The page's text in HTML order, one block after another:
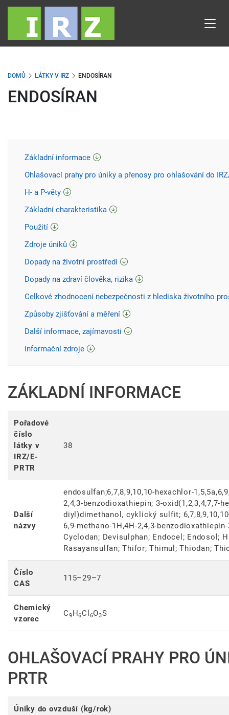
Přejít
obsahu
DOMŮ LÁTKY V IRZ ENDOSÍRAN
ENDOSÍRAN
Základní informace
Ohlašovací prahy pro úniky a přenosy pro ohlašování do
H- a P-věty
Základní charakteristika
Použití
Zdroje úniků
Dopady na životní prostředí
Dopady na zdraví člověka, rizika
Celkové zhodnocení nebezpečnosti z hlediska životního
Způsoby zjišťování a měření
Další informace, zajímavosti
Informační zdroje
ZÁKLADNÍ INFORMACE
Pořadové
číslo
látky v
IRZ/E-
PRTR
38
Další
názvy
endosulfan;6,7,8,9,­10,10-hexachlor-
2,4,3-benzodioxathiepin; 3-oxid(1,2,3,4,7,7-
diyl)dimethanol, cyklický sulfit;
6,9-methano-1H,4H-2,4,3-
Cyclodan; Devisulphan; Endocel; Endosol;
Rasayansulfan; Thifor; Thimul; Thiodan;
Číslo
CAS
115–29–7
Chemický
vzorec
C9 H6Cl 6O3S
OHLAŠOVACÍ PRAHY PRO
PRTR
Úniky do ovzduší (kg/rok)